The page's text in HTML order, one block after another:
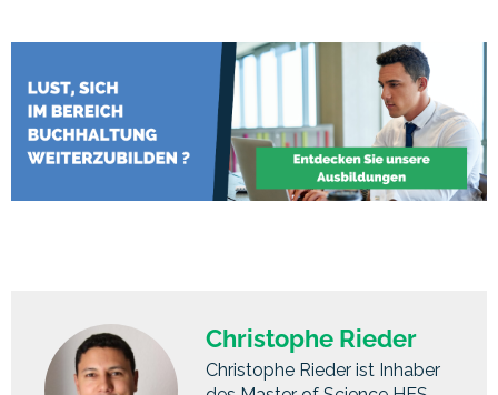
Christophe Rieder
Christophe Rieder ist Inhaber